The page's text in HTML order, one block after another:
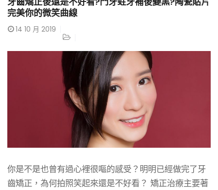
完美你的微笑曲線
14 10 月 2019
你是不是也曾有過心裡很嘔的感受？明明已經做完了牙
齒矯正，為何拍照笑起來還是不好看？ 矯正治療主要著